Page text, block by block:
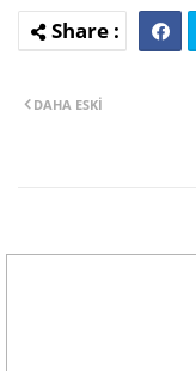
DAHA ESKI